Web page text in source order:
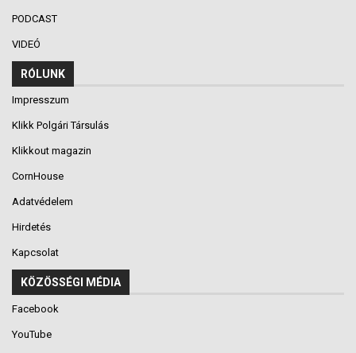
PODCAST
VIDEÓ
RÓLUNK
Impresszum
Klikk Polgári Társulás
Klikkout magazin
CornHouse
Adatvédelem
Hirdetés
Kapcsolat
KÖZÖSSÉGI MÉDIA
Facebook
YouTube